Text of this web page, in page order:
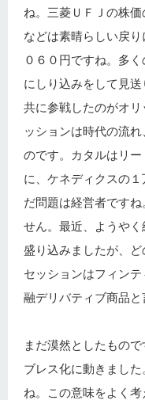
ね。三菱ＵＦＪの株
などは素晴らしい戻
０６０円ですね。多
にしり込みをして見
共に参戦したのがオ
ッションは時代の流
のです。カタルはリ
に、ケネディクスの
だ問題は経営者です
せん。最近、ようや
盛り込みましたが、
セッションはフィン
融デリバティブ商品と
まだ漠然としたもの
ブレス化に動きまし
ね。この意味をよく